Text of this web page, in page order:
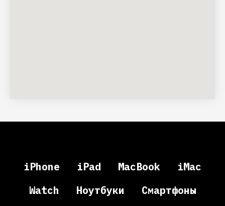
iPhone iPad MacBook
iMac
Watch
Ноутбуки
Смартфоны